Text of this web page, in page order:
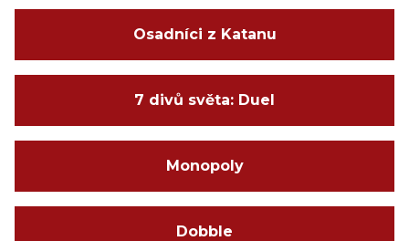
Osadníci z Katanu
7 divů světa: Duel
Monopoly
Dobble